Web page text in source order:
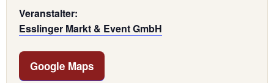
Veranstalter:
Esslinger Markt & Event GmbH
Google Maps